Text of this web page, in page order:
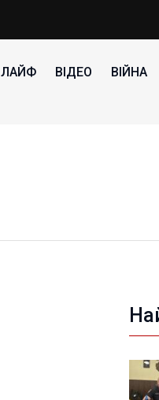
ЛАЙФ ВІДЕО ВІЙНА